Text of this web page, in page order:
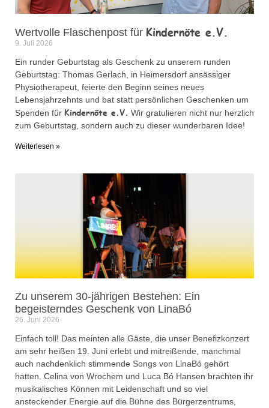
Wertvolle Flaschenpost für Kindernöte e.V.
9. Juli 2026
Ein runder Geburtstag als Geschenk zu unserem runden
Geburtstag: Thomas Gerlach, in Heimersdorf ansässiger
Physiotherapeut, feierte den Beginn seines neues
Lebensjahrzehnts und bat statt persönlichen Geschenken um
Spenden für Kindernöte e.V. Wir gratulieren nicht nur herzlich
zum Geburtstag, sondern auch zu dieser wunderbaren Idee!
Weiterlesen »
Zu unserem 30-jährigen Bestehen: Ein
begeisterndes Geschenk von LinaBó
26. Juni 2026
Einfach toll! Das meinten alle Gäste, die unser Benefizkonzert
am sehr heißen 19. Juni erlebt und mitreißende, manchmal
auch nachdenklich stimmende Songs von LinaBó gehört
hatten. Celina von Wrochem und Luca Bó Hansen brachten ihr
musikalisches Können mit Leidenschaft und so viel
ansteckender Energie auf die Bühne des Bürgerzentrums,